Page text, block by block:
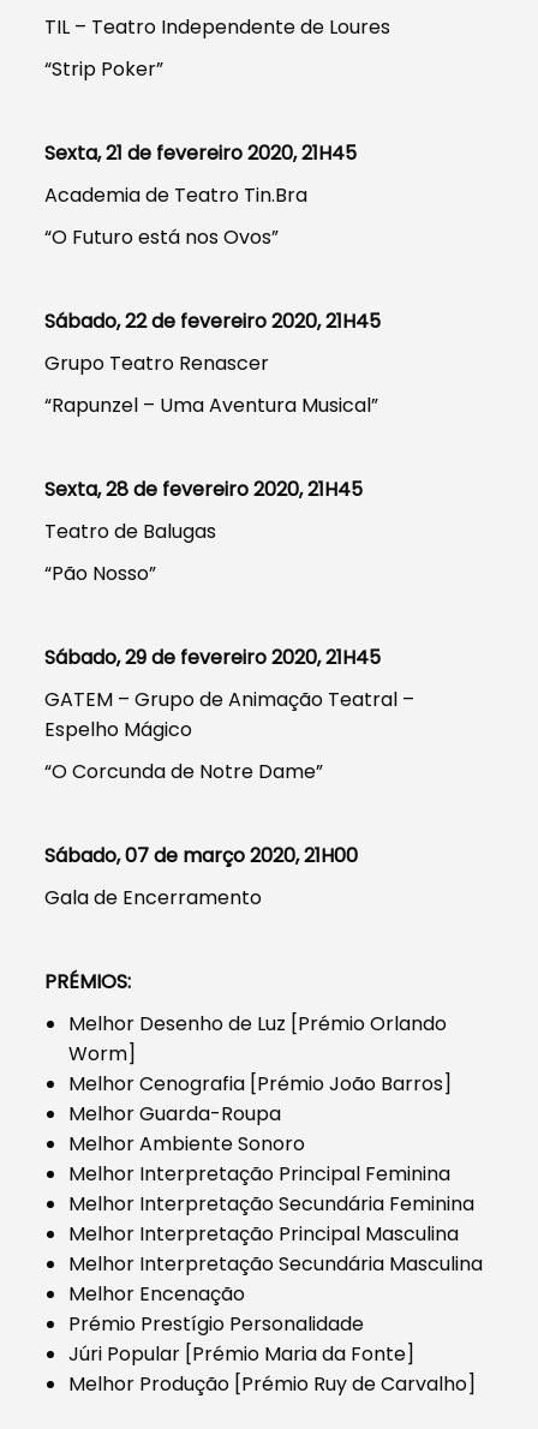
TIL – Teatro Independente de Loures
“Strip Poker”
Sexta, 21 de fevereiro 2020, 21H45
Academia de Teatro Tin.Bra
“O Futuro está nos Ovos”
Sábado, 22 de fevereiro 2020, 21H45
Grupo Teatro Renascer
“Rapunzel – Uma Aventura Musical”
Sexta, 28 de fevereiro 2020, 21H45
Teatro de Balugas
“Pão Nosso”
Sábado, 29 de fevereiro 2020, 21H45
GATEM – Grupo de Animação Teatral –
Espelho Mágico
“O Corcunda de Notre Dame”
Sábado, 07 de março 2020, 21H00
Gala de Encerramento
PRÉMIOS:
Melhor Desenho de Luz [Prémio Orlando
Worm]
Melhor Cenografia [Prémio João Barros]
Melhor Guarda-Roupa
Melhor Ambiente Sonoro
Melhor Interpretação Principal Feminina
Melhor Interpretação Secundária Feminina
Melhor Interpretação Principal Masculina
Melhor Interpretação Secundária Masculina
Melhor Encenação
Prémio Prestígio Personalidade
Júri Popular [Prémio Maria da Fonte]
Melhor Produção [Prémio Ruy de Carvalho]